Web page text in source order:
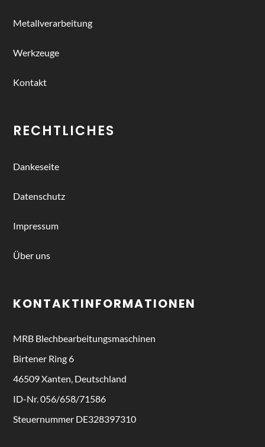
Metallverarbeitung
Werkzeuge
Kontakt
RECHTLICHES
Dankeseite
Datenschutz
Impressum
Über uns
KONTAKTINFORMATIONEN
MRB Blechbearbeitungsmaschinen
Birtener Ring 6
46509 Xanten, Deutschland
ID-Nr. 056/658/71586
Steuernummer DE328397310